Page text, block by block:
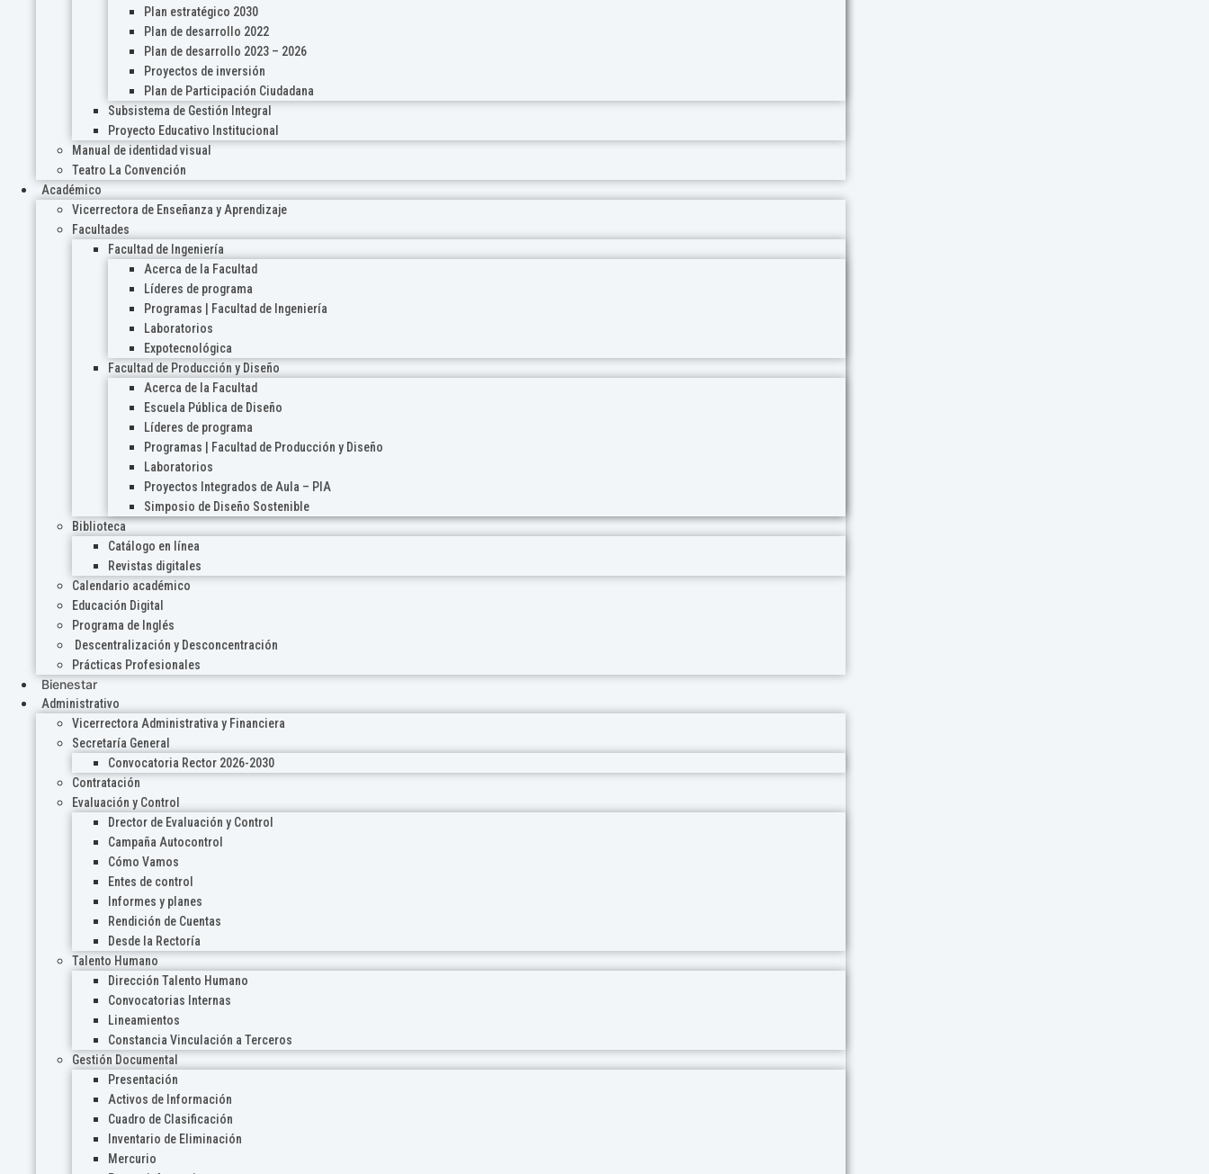
Plan estratégico 2030
Plan de desarrollo 2022
Plan de desarrollo 2023 – 2026
Proyectos de inversión
Plan de Participación Ciudadana
Subsistema de Gestión Integral
Proyecto Educativo Institucional
Manual de identidad visual
Teatro La Convención
Académico
Vicerrectora de Enseñanza y Aprendizaje
Facultades
Facultad de Ingeniería
Acerca de la Facultad
Líderes de programa
Programas | Facultad de Ingeniería
Laboratorios
Expotecnológica
Facultad de Producción y Diseño
Acerca de la Facultad
Escuela Pública de Diseño
Líderes de programa
Programas | Facultad de Producción y Diseño
Laboratorios
Proyectos Integrados de Aula – PIA
Simposio de Diseño Sostenible
Biblioteca
Catálogo en línea
Revistas digitales
Calendario académico
Educación Digital
Programa de Inglés
Descentralización y Desconcentración
Prácticas Profesionales
Bienestar
Administrativo
Vicerrectora Administrativa y Financiera
Secretaría General
Convocatoria Rector 2026-2030
Contratación
Evaluación y Control
Drector de Evaluación y Control
Campaña Autocontrol
Cómo Vamos
Entes de control
Informes y planes
Rendición de Cuentas
Desde la Rectoría
Talento Humano
Dirección Talento Humano
Convocatorias Internas
Lineamientos
Constancia Vinculación a Terceros
Gestión Documental
Presentación
Activos de Información
Cuadro de Clasificación
Inventario de Eliminación
Mercurio